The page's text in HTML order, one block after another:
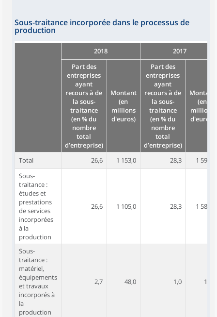
Sous-traitance incorporée dans le processus de
production
2018
2017
Part des
entreprises
ayant
recours à de
la sous-
traitance
(en % du
nombre
total
d’entreprise)
Montant
(en
millions
d'euros)
Part des
entreprises
ayant
recours à de
la sous-
traitance
(en % du
nombre
total
d’entreprise)
Montant
(en
millions
d'euros)
Total 26,6 1 153,0 28,3
1 597,6
Sous-
traitance :
études et
prestations
de services
incorporées
à la
production
26,6 1 105,0 28,3 1 586,5
Sous-
traitance :
matériel,
équipements
et travaux
incorporés à
la
production
2,7 48,0 1,0 11,1